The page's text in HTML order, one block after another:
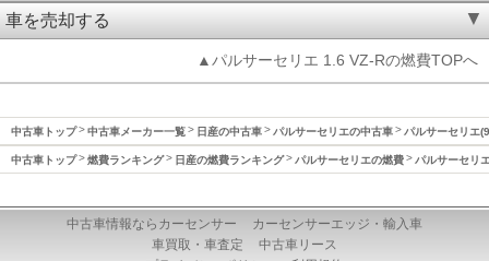
車を売却する
▲パルサーセリエ 1.6 VZ-Rの燃費TOPへ
中古車トップ 中古車メーカー一覧 日産の中古車 パルサーセリエの中古車 パルサーセリエ
中古車トップ 燃費ランキング 日産の燃費ランキング パルサーセリエの燃費 パルサーセリ
中古車情報ならカーセンサー
カーセンサーエッジ・輸入車
車買取・車査定
中古車リース